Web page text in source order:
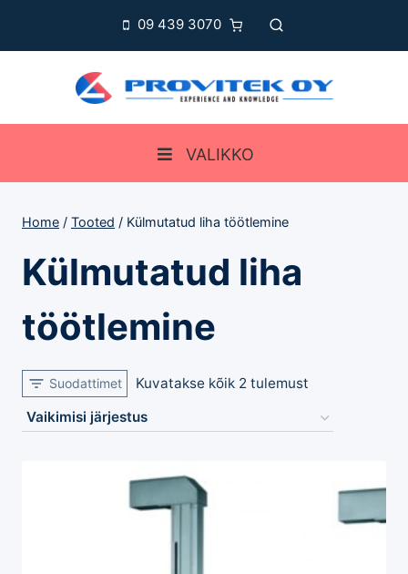
09 439 3070
VALIKKO
Home / Tooted / Külmutatud liha töötlemine
Külmutatud liha
töötlemine
Suodattimet Kuvatakse kõik 2 tulemust